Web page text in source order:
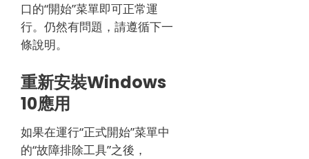
口的“開始”菜單即可正常運
行。 仍然有問題，請遵循下一
條說明。
重新安裝Windows
10應用
如果在運行“正式開始”菜單中
的“故障排除工具”之後，